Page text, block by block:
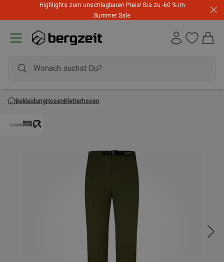
Highlights zum unschlagbaren Preis! Bis zu -60 % im
Summer Sale
BekleidungHosenKletterhosen